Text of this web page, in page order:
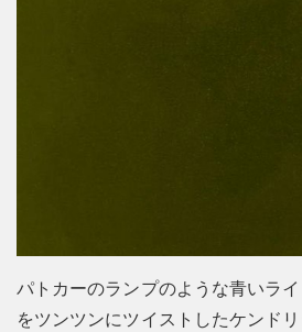
パトカーのランプのような青いラ
をツンツンにツイストしたケンド